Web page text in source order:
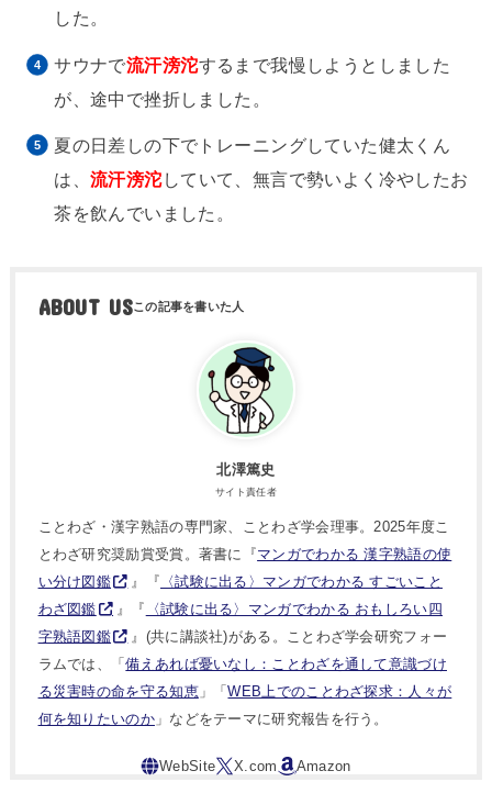
した。
サウナで流汗滂沱するまで我慢しようとしました
が、途中で挫折しました。
夏の日差しの下でトレーニングしていた健太くん
は、流汗滂沱していて、無言で勢いよく冷やしたお
茶を飲んでいました。
ABOUT US
北澤篤史
サイト責任者
ことわざ・漢字熟語の専門家、ことわざ学会理事。2025年度こ
とわざ研究奨励賞受賞。著書に『マンガでわかる 漢字熟語の使
い分け図鑑
』『 〈試験に出る〉マンガでわかる すごいこと
わざ図鑑
』『
〈試験に出る〉マンガでわかる おもしろい四
字熟語図鑑
』(共に講談社)がある。ことわざ学会研究フォー
ラムでは、「備えあれば憂いなし：ことわざを通して意識づけ
る災害時の命を守る知恵」「WEB上でのことわざ探求：人々が
何を知りたいのか」などをテーマに研究報告を行う。